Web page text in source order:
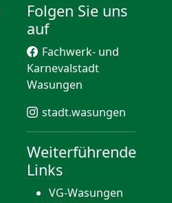
Folgen Sie uns
auf
Fachwerk- und
Karnevalstadt
Wasungen
stadt.wasungen
Weiterführende
Links
VG-Wasungen